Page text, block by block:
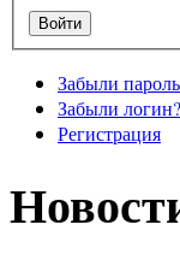
Забыли
Забыли логин?
Регистрация